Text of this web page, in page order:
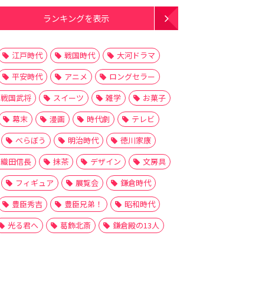
ランキングを表示
江戸時代 戦国時代
大河ドラマ
平安時代
アニメ
ロングセラー
戦国武将
スイーツ 雑学
お菓子
幕末
漫画 時代劇
テレビ
べらぼう
明治時代
徳川家康
織田信長
抹茶 デザイン
文房具
フィギュア
展覧会
鎌倉時代
豊臣秀吉
豊臣兄弟！
昭和時代
光る君へ
葛飾北斎 鎌倉殿の13人